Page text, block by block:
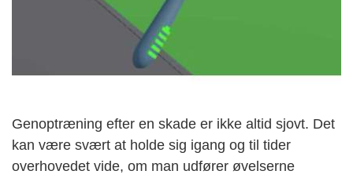
Genoptræning efter en skade er ikke altid sjovt. Det
kan være svært at holde sig igang og til tider
overhovedet vide, om man udfører øvelserne